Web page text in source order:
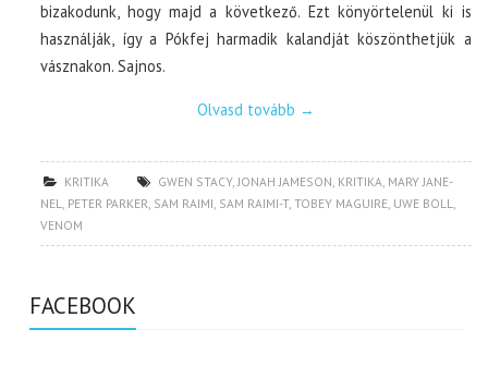
bizakodunk, hogy majd a következő. Ezt könyörtelenül ki is
használják, így a Pókfej harmadik kalandját köszönthetjük a
vásznakon. Sajnos.
Olvasd tovább →
KRITIKA GWEN STACY,JONAH JAMESON, KRITIKA, MARY JANE-
NEL, PETER PARKER, SAM RAIMI, SAM RAIMI-T,TOBEY MAGUIRE, UWE BOLL,
VENOM
FACEBOOK